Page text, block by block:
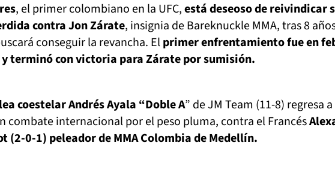
, el primer colombiano en la UFC,está deseoso de reivindicar
contra Jon Zárate, insignia de Bareknuckle MMA, tras 8
conseguir la revancha. Elprimer enfrentamiento fue en
y terminó con victoria para Zárate por sumisión.
coestelar Andrés Ayala “Doble A” de JM Team (11-8) regresa
combate internacional por el peso pluma, contra el Francés
(2-0-1) peleador de MMA Colombia de Medellín.